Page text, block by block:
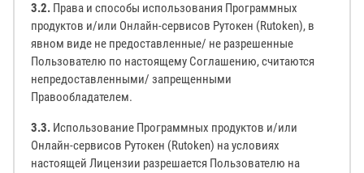
3.2. Права и способы использования Программных
продуктов и/или Онлайн-сервисов Рутокен (Rutoken), в
явном виде не предоставленные/ не разрешенные
Пользователю по настоящему Соглашению, считаются
непредоставленными/ запрещенными
Правообладателем.
3.3. Использование Программных продуктов и/или
Онлайн-сервисов Рутокен (Rutoken) на условиях
настоящей Лицензии разрешается Пользователю на